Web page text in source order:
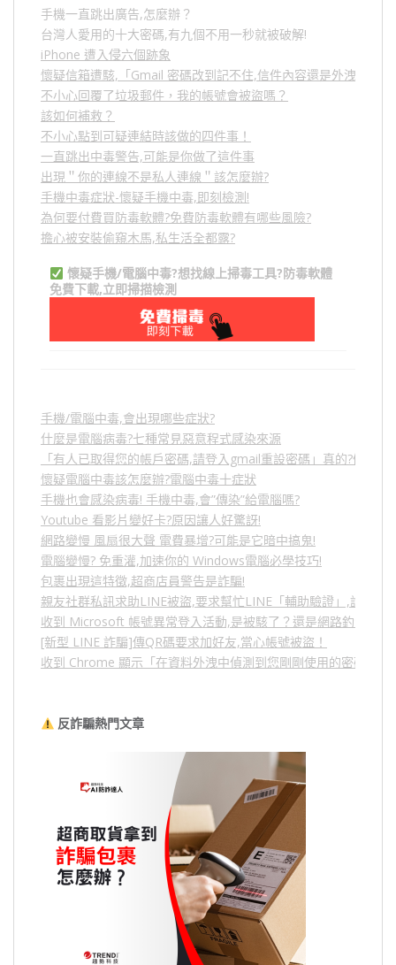
手機一直跳出廣告,怎麼辦？
台灣人愛用的十大密碼,有九個不用一秒就被破解!
iPhone 遭入侵六個跡象
懷疑信箱遭駭,「Gmail 密碼改到記不住,信件內容還是外洩？」,
不小心回覆了垃圾郵件，我的帳號會被盜嗎？
該如何補救？
不小心點到可疑連結時該做的四件事！
一直跳出中毒警告,可能是你做了這件事
出現＂你的連線不是私人連線＂該怎麼辦?
手機中毒症狀-懷疑手機中毒,即刻檢測!
為何要付費買防毒軟體?免費防毒軟體有哪些風險?
擔心被安裝偷窺木馬,私生活全都露?
懷疑手機/電腦中毒?想找線上掃毒工具?防毒軟體
免費下載,立即掃描檢測
手機/電腦中毒,會出現哪些症狀?
什麼是電腦病毒?七種常見惡意程式感染來源
「有人已取得您的帳戶密碼,請登入gmail重設密碼」真的?假的?5
懷疑電腦中毒該怎麼辦?電腦中毒十症狀
手機也會感染病毒! 手機中毒,會”傳染”給電腦嗎?
Youtube 看影片變好卡?原因讓人好驚訝!
網路變慢 風扇很大聲 電費暴增?可能是它暗中搞鬼!
電腦變慢? 免重灌,加速你的 Windows電腦必學技巧!
包裹出現這特徵,超商店員警告是詐騙!
親友社群私訊求助LINE被盜,要求幫忙LINE「輔助驗證」,詐騙
收到 Microsoft 帳號異常登入活動,是被駭了？還是網路釣魚？
[新型 LINE 詐騙]傳QR碼要求加好友,當心帳號被盜！
收到 Chrome 顯示「在資料外洩中偵測到您剛剛使用的密碼」
反詐騙熱門文章